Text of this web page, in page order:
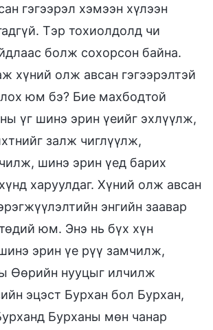
гэгээрэл хэмээн хүлээн
Тэр тохиолдолд чи
болж сохорсон байна.
хүний олж авсан гэгээрэлтэй
юм бэ? Бие махбодтой
үг шинэ эрин үеийг эхлүүлж,
залж чиглүүлж,
шинэ эрин үед барих
харуулдаг. Хүний олж авсан
энгийн заавар
юм. Энэ нь бүх хүн
эрин үе рүү замчилж,
Өөрийн нууцыг илчилж
эцэст Бурхан бол Бурхан,
Бурханы мөн чанар